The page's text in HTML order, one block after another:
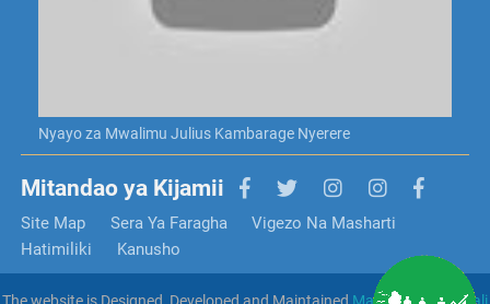
Nyayo za Mwalimu Julius Kambarage Nyerere
Mitandao ya Kijamii
Site Map Sera Ya Faragha
Vigezo Na Masharti
Hatimiliki
Kanusho